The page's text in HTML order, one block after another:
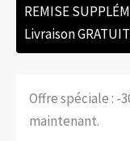
REMISE
Livraison
Offre spéciale : -
maintenant.